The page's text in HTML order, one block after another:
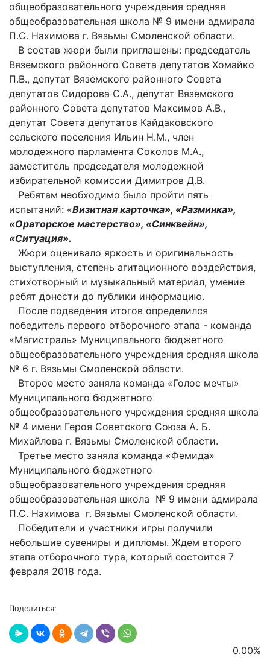
общеобразовательного учреждения средняя
общеобразовательная школа № 9 имени адмирала
П.С. Нахимова г. Вязьмы Смоленской области.
В состав жюри были приглашены: председатель
Вяземского районного Совета депутатов Хомайко
П.В., депутат Вяземского районного Совета
депутатов Сидорова С.А., депутат Вяземского
районного Совета депутатов Максимов А.В.,
депутат Совета депутатов Кайдаковского
сельского поселения Ильин Н.М., член
молодежного парламента Соколов М.А.,
заместитель председателя молодежной
избирательной комиссии Димитров Д.В.
Ребятам необходимо было пройти пять
испытаний: «Визитная карточка», «Разминка»,
«Ораторское мастерство», «Синквейн»,
«Ситуация».
Жюри оценивало яркость и оригинальность
выступления, степень агитационного воздействия,
стихотворный и музыкальный материал, умение
ребят донести до публики информацию.
После подведения итогов определился
победитель первого отборочного этапа - команда
«Магистраль» Муниципального бюджетного
общеобразовательного учреждения средняя школа
№ 6 г. Вязьмы Смоленской области.
Второе место заняла команда «Голос мечты»
Муниципального бюджетного
общеобразовательного учреждения средняя школа
№ 4 имени Героя Советского Союза А. Б.
Михайлова г. Вязьмы Смоленской области.
Третье место заняла команда «Фемида»
Муниципального бюджетного
общеобразовательного учреждения средняя
общеобразовательная школа № 9 имени адмирала
П.С. Нахимова г. Вязьмы Смоленской области.
Победители и участники игры получили
небольшие сувениры и дипломы. Ждем второго
этапа отборочного тура, который состоится 7
февраля 2018 года.
Поделиться:
0.00%